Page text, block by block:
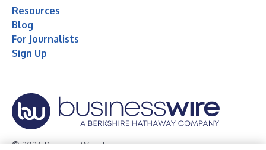
Resources
Blog
For Journalists
Sign Up
© 2026 Business Wire, Inc.